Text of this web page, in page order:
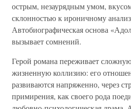
острым, незаурядным умом,
склонностью к ироничному
Автобиографическая основа
вызывает сомнений.
Герой романа переживает
жизненную коллизию: его
развиваются напряженно, через
примирения, как своего рода